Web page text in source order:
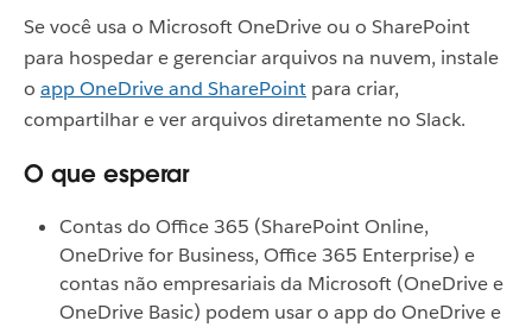
Se você usa o Microsoft OneDrive ou o SharePoint
para hospedar e gerenciar arquivos na nuvem, instale
o app OneDrive and SharePoint para criar,
compartilhar e ver arquivos diretamente no Slack.
O que esperar
Contas do Office 365 (SharePoint Online,
OneDrive for Business, Office 365 Enterprise) e
contas não empresariais da Microsoft (OneDrive e
OneDrive Basic) podem usar o app do OneDrive e